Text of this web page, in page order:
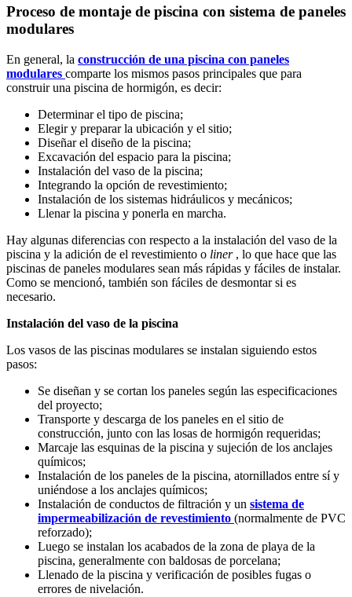
Proceso de montaje de piscina con sistema de paneles
modulares
En general, la construcción de una piscina con paneles
modulares comparte los mismos pasos principales que para
construir una piscina de hormigón, es decir:
Determinar el tipo de piscina;
Elegir y preparar la ubicación y el sitio;
Diseñar el diseño de la piscina;
Excavación del espacio para la piscina;
Instalación del vaso de la piscina;
Integrando la opción de revestimiento;
Instalación de los sistemas hidráulicos y mecánicos;
Llenar la piscina y ponerla en marcha.
Hay algunas diferencias con respecto a la instalación del vaso de la
piscina y la adición de el revestimiento o liner , lo que hace que las
piscinas de paneles modulares sean más rápidas y fáciles de instalar.
Como se mencionó, también son fáciles de desmontar si es
necesario.
Instalación del vaso de la piscina
Los vasos de las piscinas modulares se instalan siguiendo estos
pasos:
Se diseñan y se cortan los paneles según las especificaciones
del proyecto;
Transporte y descarga de los paneles en el sitio de
construcción, junto con las losas de hormigón requeridas;
Marcaje las esquinas de la piscina y sujeción de los anclajes
químicos;
Instalación de los paneles de la piscina, atornillados entre sí y
uniéndose a los anclajes químicos;
Instalación de conductos de filtración y un sistema de
impermeabilización de revestimiento (normalmente de PVC
reforzado);
Luego se instalan los acabados de la zona de playa de la
piscina, generalmente con baldosas de porcelana;
Llenado de la piscina y verificación de posibles fugas o
errores de nivelación.